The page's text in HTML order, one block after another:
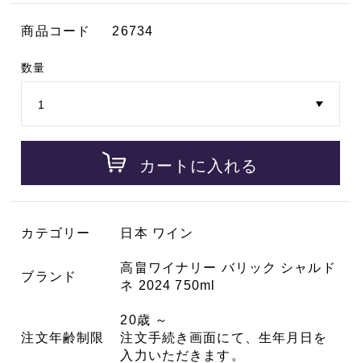
商品コード 26734
数量
カートに入れる
カテゴリー 日本 ワイン
ブランド
高畠ワイナリー バリック シャルド
ネ 2024 750ml
注文年齢制限
20歳 ～
注文手続き画面にて、生年月日を
入力いただきます。